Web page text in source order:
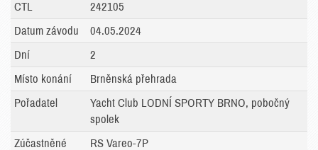
CTL
242105
Datum závodu
04.05.2024
Dní
2
Místo konání
Brněnská přehrada
Pořadatel
Yacht Club LODNÍ SPORTY BRNO, pobočný
spolek
Zúčastněné
RS Vareo-7P